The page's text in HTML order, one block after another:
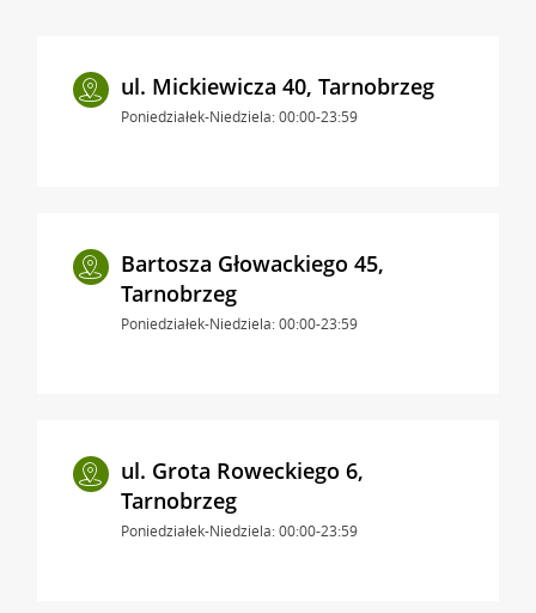
ul. Mickiewicza 40, Tarnobrzeg
Poniedziałek-Niedziela: 00:00-23:59
Bartosza Głowackiego 45,
Tarnobrzeg
Poniedziałek-Niedziela: 00:00-23:59
ul. Grota Roweckiego 6,
Tarnobrzeg
Poniedziałek-Niedziela: 00:00-23:59